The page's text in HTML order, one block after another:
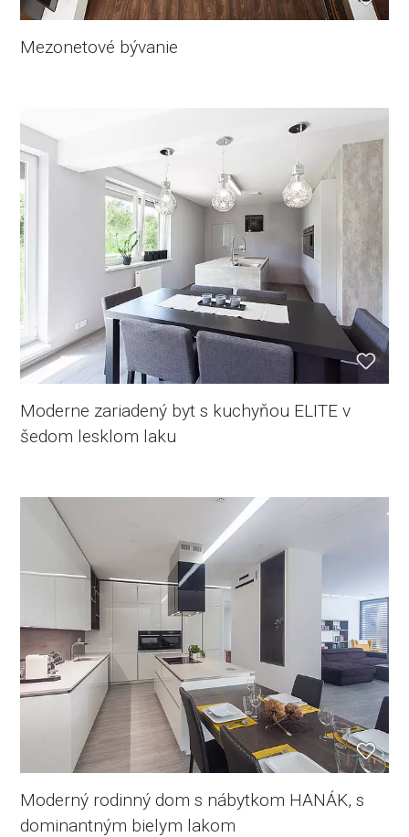
Mezonetové bývanie
Moderne zariadený byt s kuchyňou ELITE v
šedom lesklom laku
Moderný rodinný dom s nábytkom HANÁK, s
dominantným bielym lakom